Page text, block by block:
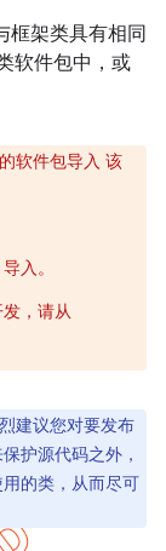
框架类具有相同
软件包中，或
软件包导入 该
导入。
，请从
建议您对要发布
护源代码之外，
的类，从而尽可